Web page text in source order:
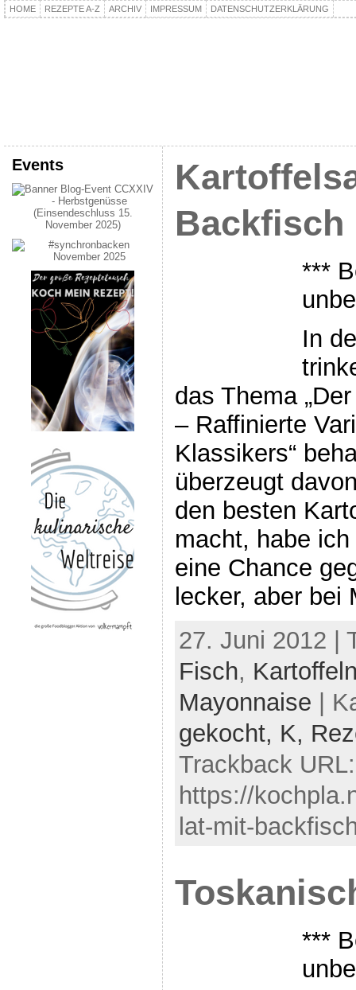
HOME REZEPTE A-Z ARCHIV IMPRESSUM DATENSCHUTZERKLÄRUNG
Events
Backfisch
***
In
das Thema
– Raffinierte
Klassikers“
überzeugt
den besten
macht, habe
eine Chance
lecker, aber
27. Juni 2012 |
Fisch,
Mayonnaise |
gekocht, K,
Trackback URL:
https://
lat-mit-
***